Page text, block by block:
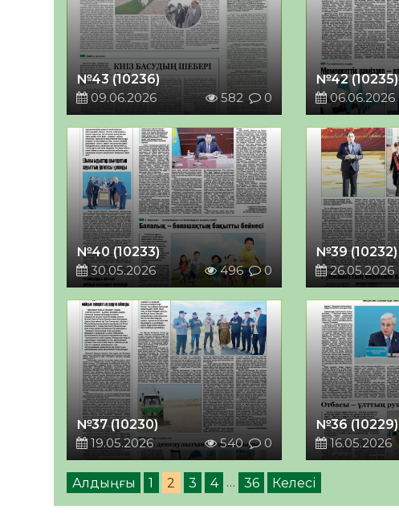
№43 (10236)
09.06.2026
582 0
№42 (10235)
06.06.2026
№40 (10233)
30.05.2026
496 0
№39 (10232)
26.05.2026
№37 (10230)
19.05.2026
540 0
№36 (10229)
16.05.2026
Алдыңғы 1 2 3 4 … 36 Келесі